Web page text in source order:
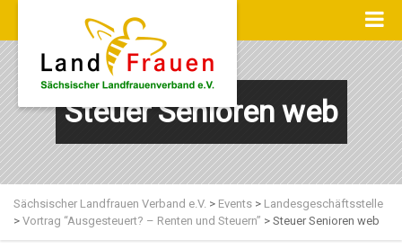
Steuer Senioren web
Sächsischer Landfrauen Verband e.V. > Events > Landesgeschäftsstelle
> Vortrag “Ausgesteuert? – Renten und Steuern” > Steuer Senioren web